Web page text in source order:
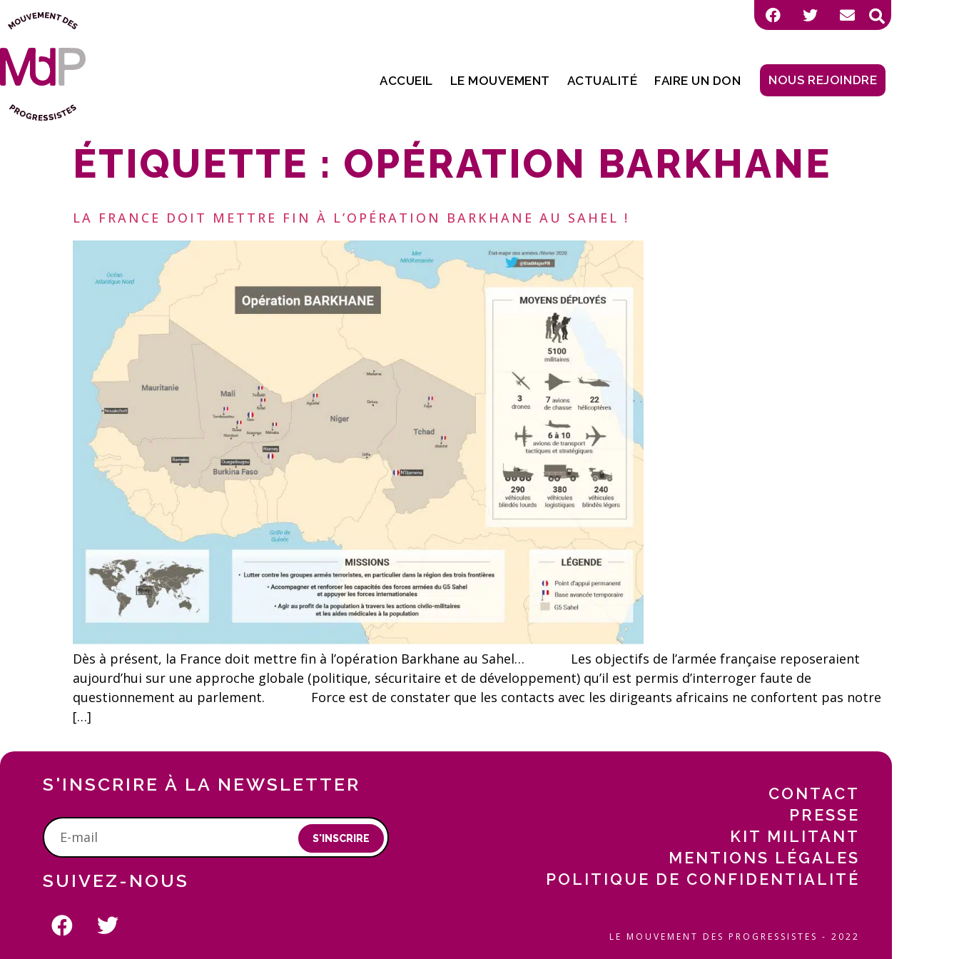
ACCUEIL LE MOUVEMENT ACTUALITÉ FAIRE UN DON NOUS REJOINDRE
ÉTIQUETTE : OPÉRATION BARKHANE
LA FRANCE DOIT METTRE FIN À L’OPÉRATION BARKHANE AU SAHEL !
Dès à présent, la France doit mettre fin à l’opération Barkhane au Sahel… Les objectifs de l’armée française reposeraient
aujourd’hui sur une approche globale (politique, sécuritaire et de développement) qu’il est permis d’interroger faute de
questionnement au parlement. Force est de constater que les contacts avec les dirigeants africains ne confortent pas notre
[…]
S'INSCRIRE À LA NEWSLETTER
S'INSCRIRE
SUIVEZ-NOUS
CONTACT
PRESSE
KIT MILITANT
MENTIONS LÉGALES
POLITIQUE DE CONFIDENTIALITÉ
LE MOUVEMENT DES PROGRESSISTES - 2022